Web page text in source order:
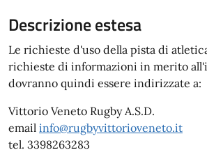
Descrizione estesa
Le richieste d'uso della pista di
richieste di informazioni in merito
dovranno quindi essere indirizzate a:
Vittorio Veneto Rugby A.S.D.
email info@rugbyvittorioveneto.it
tel. 3398263283